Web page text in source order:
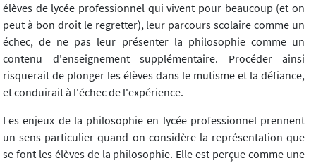
élèves de lycée professionnel qui vivent pour beaucoup (et on
peut à bon droit le regretter), leur parcours scolaire comme un
échec, de ne pas leur présenter la philosophie comme un
contenu d'enseignement supplémentaire. Procéder ainsi
risquerait de plonger les élèves dans le mutisme et la défiance,
et conduirait à l'échec de l'expérience.
Les enjeux de la philosophie en lycée professionnel prennent
un sens particulier quand on considère la représentation que
se font les élèves de la philosophie. Elle est perçue comme une